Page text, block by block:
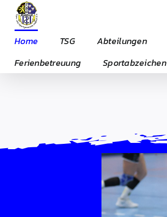
Inhalt
springen
Home TSG Abteilungen
Ferienbetreuung
Sportabzeichen